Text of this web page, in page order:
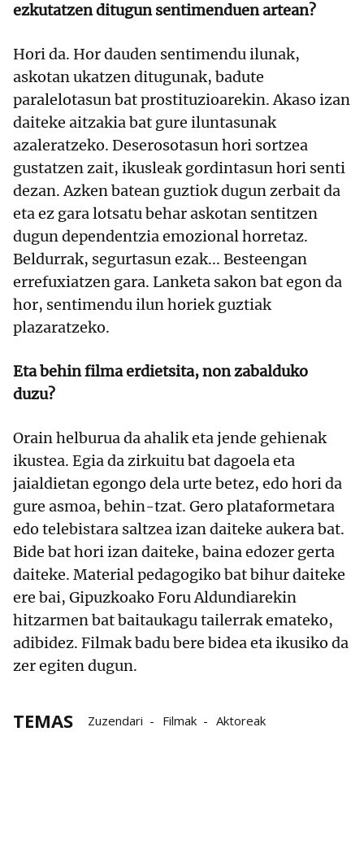
ezkutatzen ditugun sentimenduen artean?
Hori da. Hor dauden sentimendu ilunak,
askotan ukatzen ditugunak, badute
paralelotasun bat prostituzioarekin. Akaso izan
daiteke aitzakia bat gure iluntasunak
azaleratzeko. Deserosotasun hori sortzea
gustatzen zait, ikusleak gordintasun hori senti
dezan. Azken batean guztiok dugun zerbait da
eta ez gara lotsatu behar askotan sentitzen
dugun dependentzia emozional horretaz.
Beldurrak, segurtasun ezak... Besteengan
errefuxiatzen gara. Lanketa sakon bat egon da
hor, sentimendu ilun horiek guztiak
plazaratzeko.
Eta behin filma erdietsita, non zabalduko
duzu?
Orain helburua da ahalik eta jende gehienak
ikustea. Egia da zirkuitu bat dagoela eta
jaialdietan egongo dela urte betez, edo hori da
gure asmoa, behin-tzat. Gero plataformetara
edo telebistara saltzea izan daiteke aukera bat.
Bide bat hori izan daiteke, baina edozer gerta
daiteke. Material pedagogiko bat bihur daiteke
ere bai, Gipuzkoako Foru Aldundiarekin
hitzarmen bat baitaukagu tailerrak emateko,
adibidez. Filmak badu bere bidea eta ikusiko da
zer egiten dugun.
TEMAS Zuzendari Filmak Aktoreak